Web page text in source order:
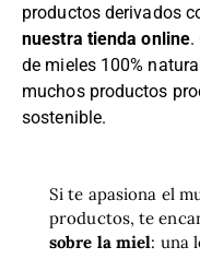
productos derivados
nuestra tienda online.
de mieles 100%
muchos productos
sostenible.
Si te apasiona el
productos, te
sobre la miel: una